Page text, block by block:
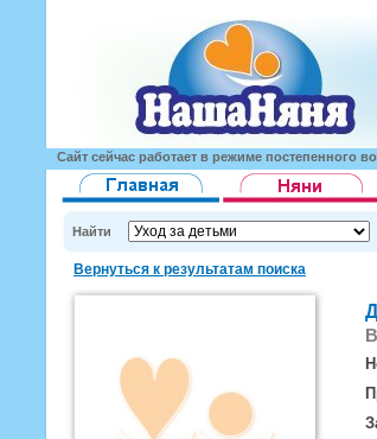
Сайт сейчас работает в режиме постепенного
Найти
Вернуться к результатам поиска